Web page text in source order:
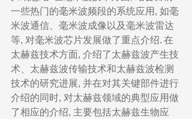
一些热门的毫米波频段的系统应用, 如毫
米波通信、毫米波成像以及毫米波雷达
等, 对毫米波芯片发展做了重点介绍. 在
太赫兹技术方面, 介绍了太赫兹波产生技
术、太赫兹波传输技术和太赫兹波检测
技术的研究进展, 并在对其关键部件进行
介绍的同时, 对太赫兹领域的典型应用做
了相应的介绍, 主要包括太赫兹生物应